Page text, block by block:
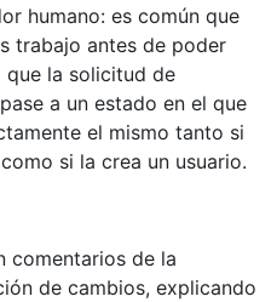
humano: es común que
trabajo antes de poder
que la solicitud de
a un estado en el que
el mismo tanto si
si la crea un usuario.
comentarios de la
de cambios, explicando